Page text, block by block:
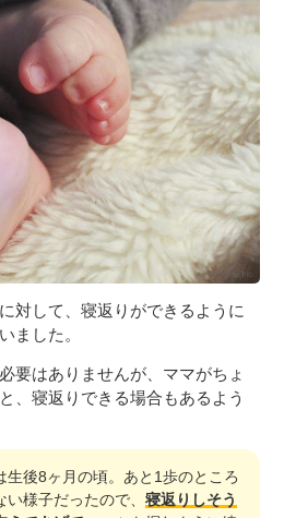
対して、寝返りができるように
ました。
要はありませんが、ママがちょ
、寝返りできる場合もあるよう
生後8ヶ月の頃。あと1歩のところ
い様子だったので、寝返りしそう